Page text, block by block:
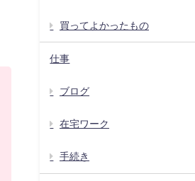
買ってよかったもの
仕事
ブログ
在宅ワーク
手続き